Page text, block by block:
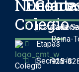
Nuestro
Colegio
Colegio
Etapas
Secretaría
Calle
Reina-
925-